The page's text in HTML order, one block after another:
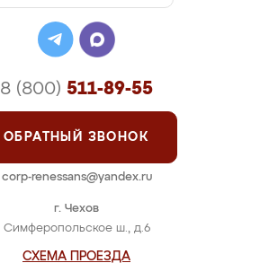
г. Чехов
Симферопольское ш., д.6
СХЕМА ПРОЕЗДА
8 (800) 511-89-55
ОБРАТНЫЙ ЗВОНОК
corp-renessans@yandex.ru